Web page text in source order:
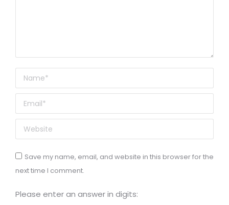
Name *
Email *
Website
Save my name, email, and website in this browser for the
next time I comment.
Please enter an answer in digits: